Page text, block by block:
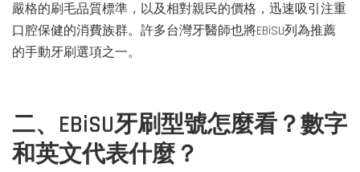
嚴格的刷毛品質標準，以及相對親民的價格，迅速吸引注重
口腔保健的消費族群。許多台灣牙醫師也將EBiSU列為推薦
的手動牙刷選項之一。
二、EBiSU牙刷型號怎麼看？數字
和英文代表什麼？